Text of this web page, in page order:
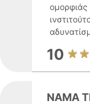
ομορφιάς
10
NAMA